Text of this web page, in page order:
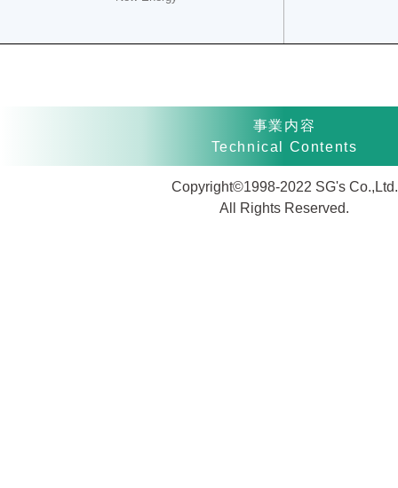
事業内容
Technical Contents
Copyright©1998-2022 SG's Co.,Ltd.
All Rights Reserved.